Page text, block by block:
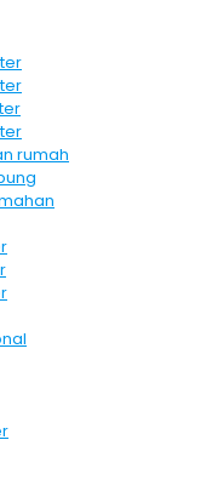
rumah